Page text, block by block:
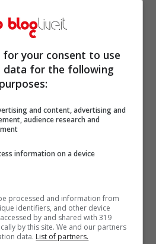
your consent to use
data for the following
purposes:
and content, advertising and
audience research and
information on a device
processed and information from
identifiers, and other device
by and shared with 319
by this site. We and our partners
data. List of partners.